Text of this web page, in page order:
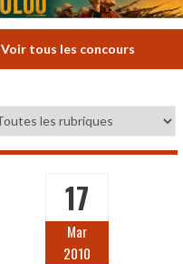
Voir tous les concours
17
Mar
2010